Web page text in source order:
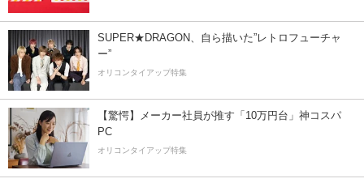
SUPER★DRAGON、自ら描いた”レトロフューチャ
ー”
オリコンタイアップ特集
【驚愕】メーカー社員が推す「10万円台」神コスパ
PC
オリコンタイアップ特集